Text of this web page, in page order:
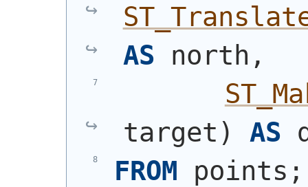
AS north,
target ) AS
FROM points;